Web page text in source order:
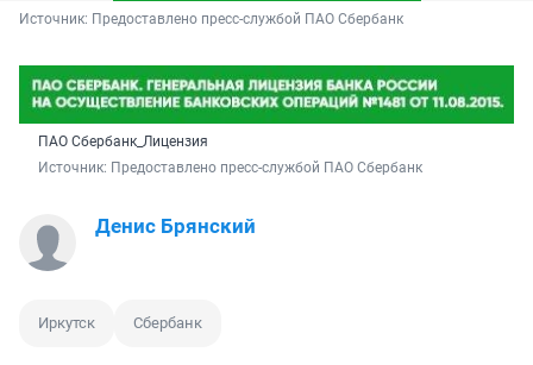
Источник: Предоставлено пресс-службой ПАО Сбербанк
ПАО Сбербанк_Лицензия
Источник: Предоставлено пресс-службой ПАО Сбербанк
Денис Брянский
Иркутск Сбербанк